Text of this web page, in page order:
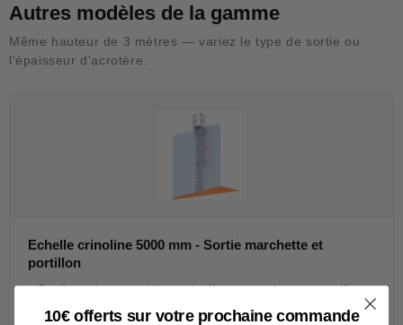
Autres modèles de la gamme
Même hauteur de 3 mètres — variez le type de sortie ou
l'épaisseur d'acrotère.
Echelle crinoline 5000 mm - Sortie marchette et
portillon
• Configuration complète : crinoline + marchette + portillon
• Hauteur 5 m : adaptée à la majorité des bâtiments
10€ offerts sur votre prochaine commande